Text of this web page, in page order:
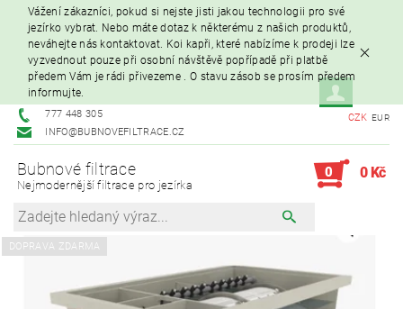
Vážení zákazníci, pokud si nejste jisti jakou technologii pro své
jezírko vybrat. Nebo máte dotaz k některému z našich produktů,
neváhejte nás kontaktovat. Koi kapři, které nabízíme k prodeji lze
vyzvednout pouze při osobní návštěvě popřípadě při platbě
předem Vám je rádi přivezeme . O stavu zásob se prosím předem
informujte.
777 448 305
INFO@BUBNOVEFILTRACE.CZ
CZK EUR
Bubnové filtrace
Nejmodernější filtrace pro jezírka
0 0 Kč
DOPRAVA ZDARMA